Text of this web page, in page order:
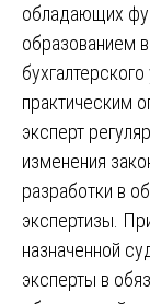
обладающих
образованием
практическим
эксперт
изменения
разработки в
экспертизы.
назначенной
эксперты в